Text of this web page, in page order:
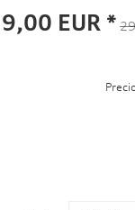
EUR *